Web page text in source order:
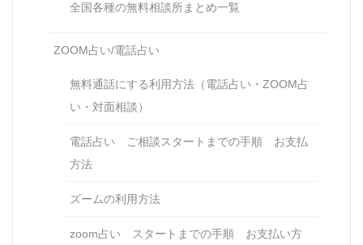
全国各種の無料相談所まとめ一覧
ZOOM占い/電話占い
無料通話にする利用方法（電話占い・ZOOM占
い・対面相談）
電話占い ご相談スタートまでの手順 お支払
方法
ズームの利用方法
zoom占い スタートまでの手順 お支払い方